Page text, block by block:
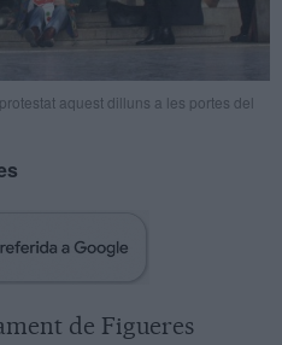
aquest dilluns a les portes del
de Figueres